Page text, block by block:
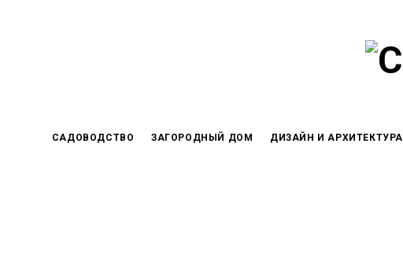
САДОВОДСТВО ЗАГОРОДНЫЙ ДОМ ДИЗАЙН И АРХИТЕКТУРА